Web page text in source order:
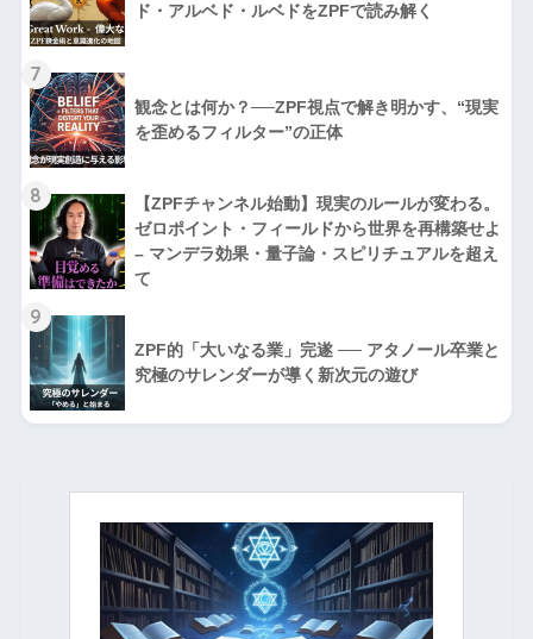
ド・アルベド・ルベドをZPFで読み解く
7
観念とは何か？──ZPF視点で解き明かす、“現実
を歪めるフィルター”の正体
8
【ZPFチャンネル始動】現実のルールが変わる。
ゼロポイント・フィールドから世界を再構築せよ
– マンデラ効果・量子論・スピリチュアルを超え
て
9
ZPF的「大いなる業」完遂 ── アタノール卒業と
究極のサレンダーが導く新次元の遊び